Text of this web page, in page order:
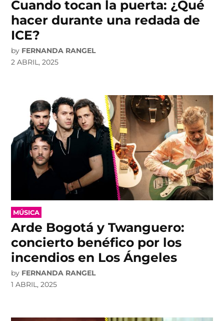
Cuando tocan la puerta: ¿Qué
hacer durante una redada de
ICE?
by FERNANDA RANGEL
2 ABRIL, 2025
POSTED
IN
MÚSICA
Arde Bogotá y Twanguero:
concierto benéfico por los
incendios en Los Ángeles
by FERNANDA RANGEL
1 ABRIL, 2025